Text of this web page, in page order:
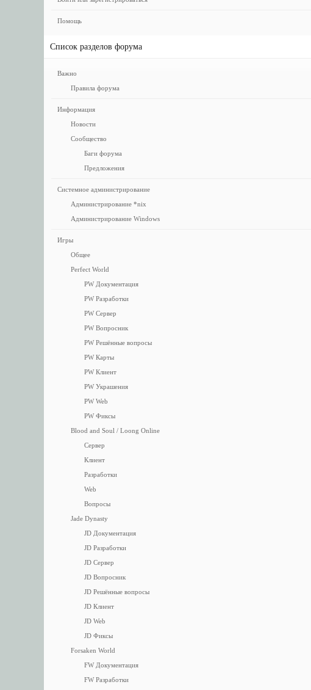
Помощь
Список разделов форума
Важно
Правила форума
Информация
Новости
Сообщество
Баги форума
Предложения
Системное администрирование
Администрирование *nix
Администрирование Windows
Игры
Общее
Perfect World
PW Документация
PW Разработки
PW Сервер
PW Вопросник
PW Решённые вопросы
PW Карты
PW Клиент
PW Украшения
PW Web
PW Фиксы
Blood and Soul / Loong Online
Сервер
Клиент
Разработки
Web
Вопросы
Jade Dynasty
JD Документация
JD Разработки
JD Сервер
JD Вопросник
JD Решённые вопросы
JD Клиент
JD Web
JD Фиксы
Forsaken World
FW Документация
FW Разработки